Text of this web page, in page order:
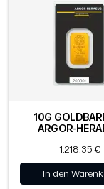
10G
ARGOR-
1.218,35 €
In den